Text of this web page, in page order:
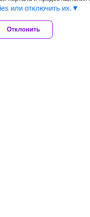
или отключить их.
Отклонить